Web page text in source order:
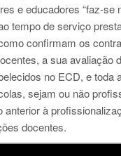
e educadores “faz-se
tempo de serviço
confirmam os
a sua avaliação
no ECD, e toda
sejam ou não
anterior à
docentes.